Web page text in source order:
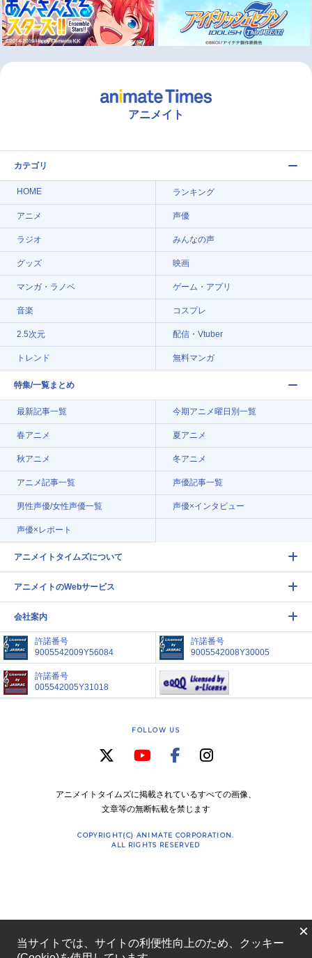
アニメイト
カテゴリ
HOME ランキング
アニメ 声優
ラジオ みんなの声
グッズ 映画
マンガ・ラノベ ゲーム・アプリ
音楽 コスプレ
2.5次元 配信・Vtuber
トレンド 無料マンガ
特集/一覧まとめ
最新記事一覧 今期アニメ曜日別一覧
春アニメ 夏アニメ
秋アニメ 冬アニメ
アニメ記事一覧 声優記事一覧
男性声優/女性声優一覧 声優×インタビュー
声優×レポート
アニメイトタイムズについて
アニメイトのWebサービス
会社案内
許諾番号
9005542009Y56084
許諾番号
9005542008Y30005
許諾番号
005542005Y31018
FOLLOW US
アニメイトタイムズに掲載されているすべての画像、
文章等の無断転載を禁じます
COPYRIGHT(C) ANIMATE CORPORATION.
ALL RIGHTS RESERVED
×
当サイトでは、サイトの利便性向上のため、クッキー